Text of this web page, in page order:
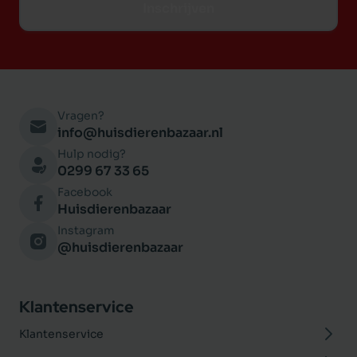
Vragen?
info@huisdierenbazaar.nl
Hulp nodig?
0299 67 33 65
Facebook
Huisdierenbazaar
Instagram
@huisdierenbazaar
Klantenservice
Klantenservice